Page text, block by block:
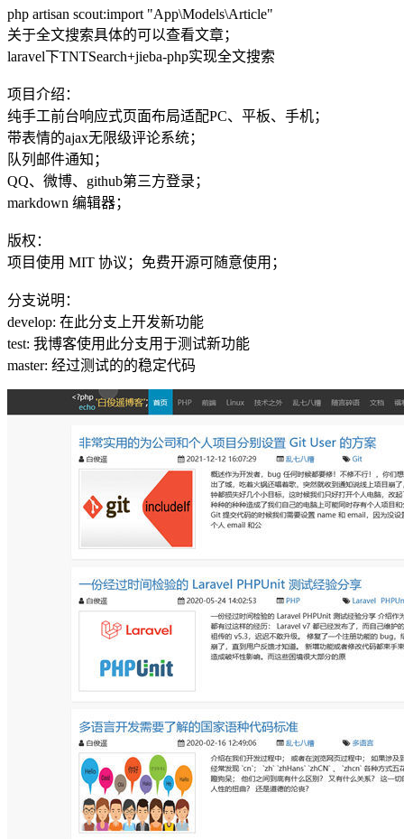
php artisan scout:import "App\Models\Article"
关于全文搜索具体的可以查看文章；
laravel下TNTSearch+jieba-php实现全文搜索
项目介绍：
纯手工前台响应式页面布局适配PC、平板、手机；
带表情的ajax无限级评论系统；
队列邮件通知；
QQ、微博、github第三方登录；
markdown 编辑器；
版权：
项目使用 MIT 协议；免费开源可随意使用；
分支说明：
develop: 在此分支上开发新功能
test: 我博客使用此分支用于测试新功能
master: 经过测试的的稳定代码